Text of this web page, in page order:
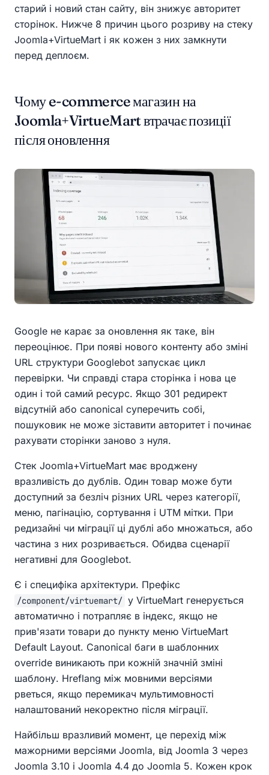
старий і новий стан сайту, він знижує авторитет
сторінок. Нижче 8 причин цього розриву на стеку
Joomla+VirtueMart і як кожен з них замкнути
перед деплоєм.
Чому e-commerce магазин на
Joomla+VirtueMart втрачає позиції
після оновлення
Google не карає за оновлення як таке, він
переоцінює. При появі нового контенту або зміні
URL структури Googlebot запускає цикл
перевірки. Чи справді стара сторінка і нова це
один і той самий ресурс. Якщо 301 редирект
відсутній або canonical суперечить собі,
пошуковик не може зіставити авторитет і починає
рахувати сторінки заново з нуля.
Стек Joomla+VirtueMart має вроджену
вразливість до дублів. Один товар може бути
доступний за безліч різних URL через категорії,
меню, пагінацію, сортування і UTM мітки. При
редизайні чи міграції ці дублі або множаться, або
частина з них розривається. Обидва сценарії
негативні для Googlebot.
Є і специфіка архітектури. Префікс
/component/virtuemart/ у VirtueMart генерується
автоматично і потрапляє в індекс, якщо не
прив'язати товари до пункту меню VirtueMart
Default Layout. Canonical баги в шаблонних
override виникають при кожній значній зміні
шаблону. Hreflang між мовними версіями
рветься, якщо перемикач мультимовності
налаштований некоректно після міграції.
Найбільш вразливий момент, це перехід між
мажорними версіями Joomla, від Joomla 3 через
Joomla 3.10 і Joomla 4.4 до Joomla 5. Кожен крок